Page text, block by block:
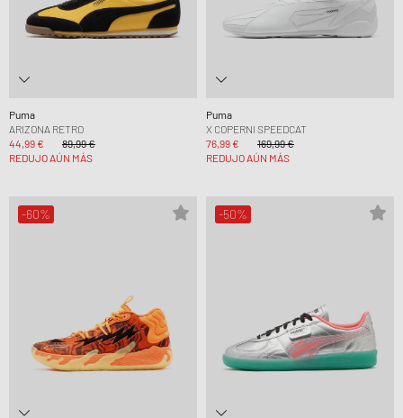
Puma
ARIZONA RETRO
44,99 €
89,99 €
REDUJO AÚN MÁS
Puma
X COPERNI SPEEDCAT
76,99 €
169,99 €
REDUJO AÚN MÁS
-60% -50%